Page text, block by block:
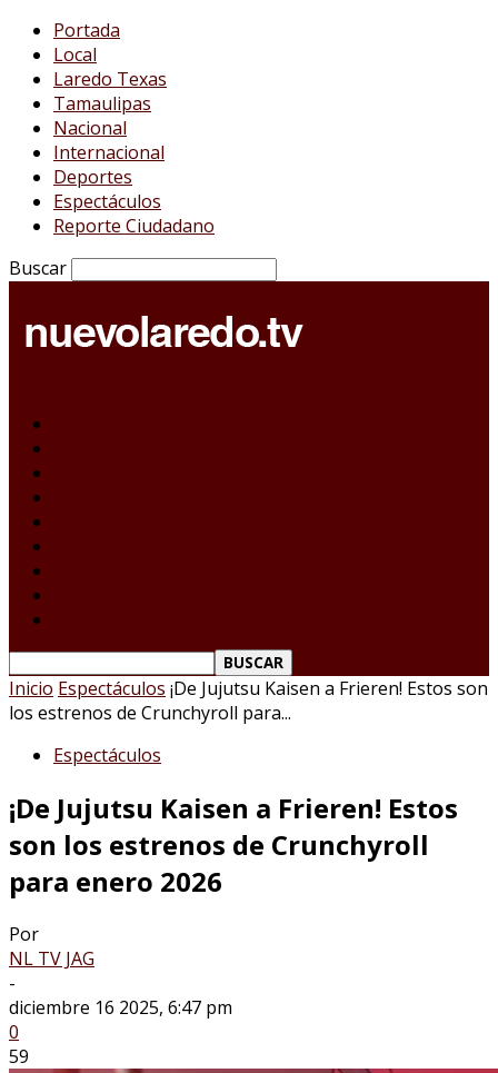
Portada
Local
Laredo Texas
Tamaulipas
Nacional
Internacional
Deportes
Espectáculos
Reporte Ciudadano
Buscar
Inicio Espectáculos ¡De Jujutsu Kaisen a Frieren! Estos son
los estrenos de Crunchyroll para...
Espectáculos
¡De Jujutsu Kaisen a Frieren! Estos
son los estrenos de Crunchyroll
para enero 2026
Por
NL TV JAG
-
diciembre 16 2025, 6:47 pm
0
59